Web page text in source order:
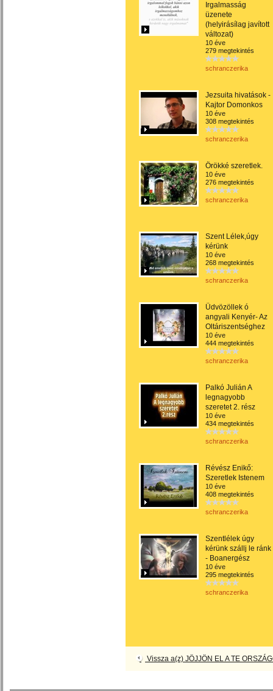
Irgalmasság
üzenete
(helyirásílag javított
változat)
10 éve
279 megtekintés
schranczerika
Jezsuita hivatások -
Kajtor Domonkos
10 éve
308 megtekintés
schranczerika
Örökké szeretlek.
10 éve
276 megtekintés
schranczerika
Szent Lélek,úgy
kérünk
10 éve
268 megtekintés
schranczerika
Üdvözöllek ó
angyali Kenyér- Az
Oltáriszentséghez
10 éve
444 megtekintés
schranczerika
Palkó Julián A
legnagyobb
szeretet 2. rész
10 éve
434 megtekintés
schranczerika
Révész Enikő:
Szeretlek Istenem
10 éve
408 megtekintés
schranczerika
Szentlélek úgy
kérünk szállj le ránk
- Boanergész
10 éve
295 megtekintés
schranczerika
Vissza a(z) JÖJJÖN EL A TE